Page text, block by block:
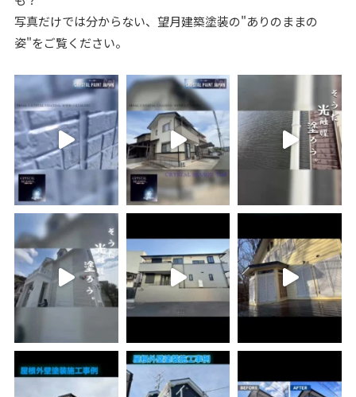
写真だけでは分からない、望月建築塗装の"ありのままの
姿"をご覧ください。